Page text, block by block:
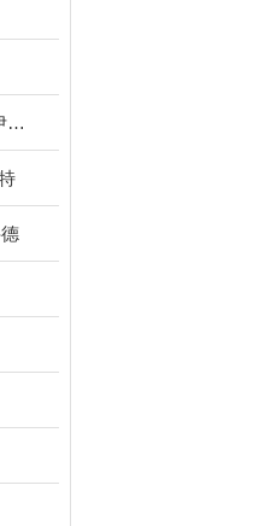
意大利ELETTROTEC伊莱科